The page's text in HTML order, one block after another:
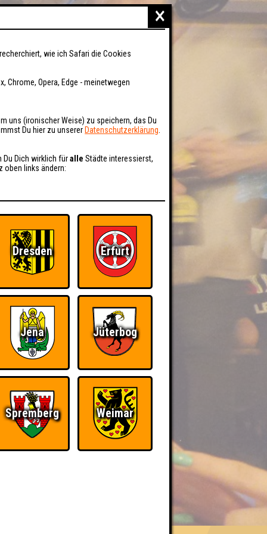
×
wie ich Safari die Cookies
Chrome, Opera, Edge - meinetwegen
uns (ironischer Weise) zu speichern, das Du
Du hier zu unserer Datenschutzerklärung
Du Dich wirklich füralle Städte interessierst,
oben links ändern:
Dresden Erfurt
Jena Jüterbog
Spremberg Weimar